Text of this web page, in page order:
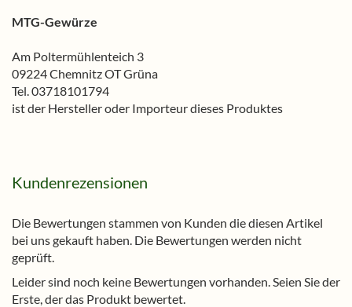
MTG-Gewürze
Am Poltermühlenteich 3
09224 Chemnitz OT Grüna
Tel. 03718101794
ist der Hersteller oder Importeur dieses Produktes
Kundenrezensionen
Die Bewertungen stammen von Kunden die diesen Artikel
bei uns gekauft haben. Die Bewertungen werden nicht
geprüft.
Leider sind noch keine Bewertungen vorhanden. Seien Sie der
Erste, der das Produkt bewertet.